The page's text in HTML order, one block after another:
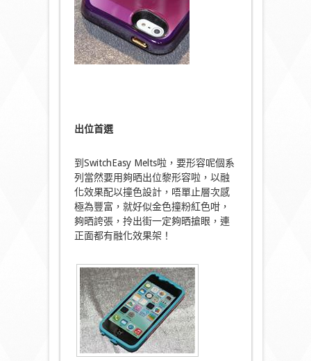
出位首選
到SwitchEasy Melts啦，要形容呢個系
列當然要用夠晒出位黎形容啦，以融
化效果配以撞色設計，唔單止層次感
極為豐富，就好似金色撞粉紅色咁，
夠晒誇張，拎出街一定夠晒搶眼，連
正面都有融化效果架！